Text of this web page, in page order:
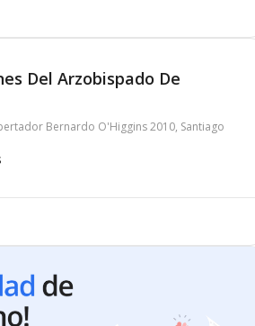
Del Arzobispado De
Bernardo O'Higgins 2010, Santiago